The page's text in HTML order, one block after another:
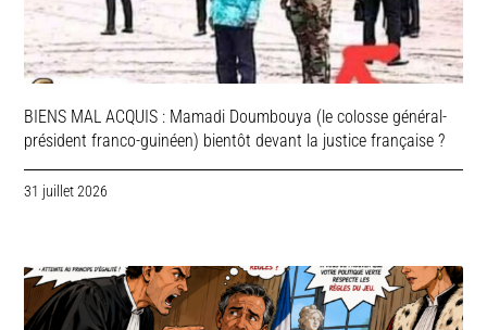
BIENS MAL ACQUIS : Mamadi Doumbouya (le colosse général-
président franco-guinéen) bientôt devant la justice française ?
31 juillet 2026